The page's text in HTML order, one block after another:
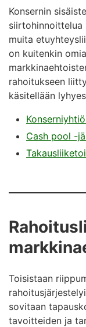
Konsernin
siirtohinnoittelua
muita
on kuitenkin
rahoitukseen
käsitellään
Cash pool -
Toisistaan
sovitaan
tavoitteiden ja